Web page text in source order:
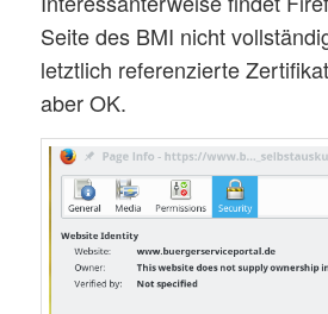
Seite des BMI nicht
letztlich referenzierte
aber OK.